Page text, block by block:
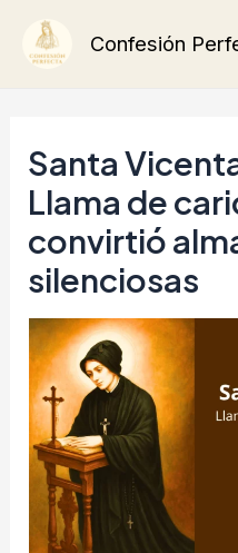
Confesión
Santa
Llama de
convirtió
silenciosas